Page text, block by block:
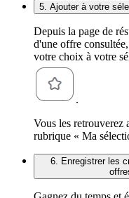
5. Ajouter à votre
Depuis la page de
d'une offre
votre choix à votre
.
Vous les retrouverez
rubrique « Ma
6. Enregistrer les